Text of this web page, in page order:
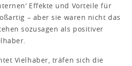
Effekte und Vorteile für
– aber sie waren nicht das
sozusagen als positiver
Vielhaber, träfen sich die